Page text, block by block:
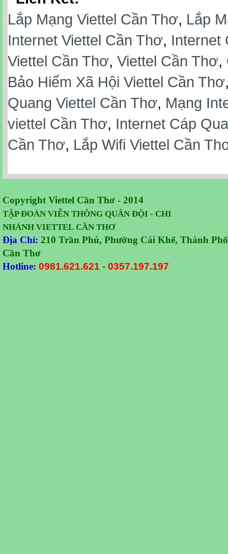
Lắp Mạng Viettel Cần Thơ, Lắp
Internet Viettel Cần Thơ, Internet
Viettel Cần Thơ, Viettel Cần Thơ,
Bảo Hiểm Xã Hội Viettel Cần Thơ
Quang Viettel Cần Thơ, Mạng
viettel Cần Thơ, Internet Cáp
Cần Thơ, Lắp Wifi Viettel Cần
Copyright Viettel Cần Thơ - 2014
TẬP ĐOÀN VIỄN THÔNG QUÂN ĐỘI - CHI
NHÁNH VIETTEL CẦN THƠ
Địa Chỉ: 210 Trần Phú, Phường Cái Khế, Thành Phố
Cần Thơ
Hotline: 0981.621.621 - 0357.197.197